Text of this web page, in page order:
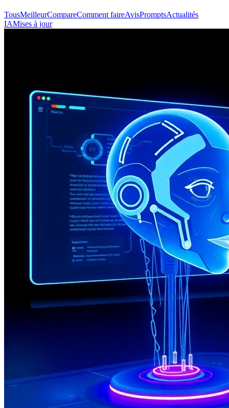
TousMeilleurCompareComment faireAvisPromptsActualités
IAMises à jour